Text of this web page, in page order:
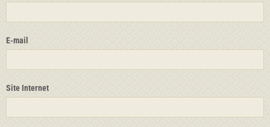
E-mail
Site Internet